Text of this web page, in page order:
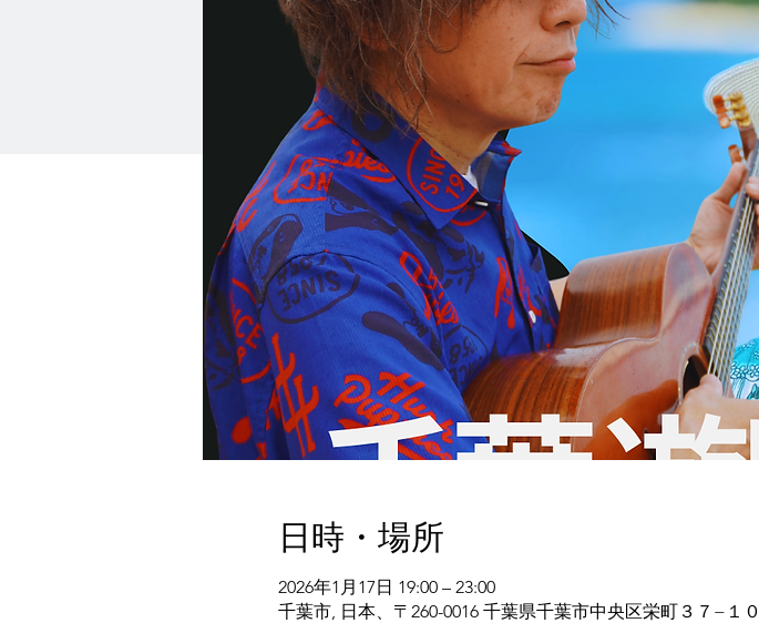
日時・場所
2026年1月17日 19:00 – 23:00
千葉市, 日本、〒260-0016 千葉県千葉市中央区栄町３７−１０